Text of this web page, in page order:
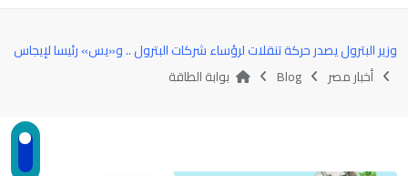
وزير البترول يصدر حركة تنقلات لرؤساء شركات البترول .. و«يس» رئيسا لإيجاس
أخبار مصر
Blog بوابة الطاقة